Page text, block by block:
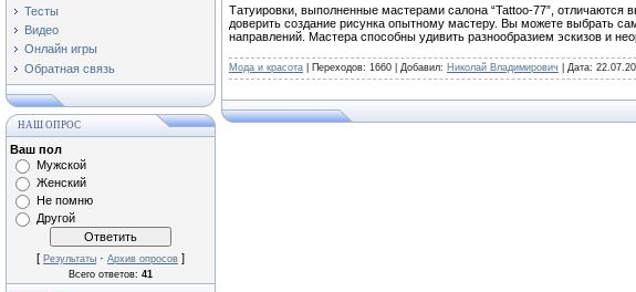
Тесты
Видео
Онлайн игры
Обратная связь
НАШ ОПРОС
Ваш пол
Мужской
Женский
Не помню
Другой
[ Результаты · Архив опросов ]
Всего ответов: 41
Татуировки, выполненные мастерами салона “Tattoo-77”,
доверить создание рисунка опытному мастеру. Вы можете выбрать
направлений. Мастера способны удивить разнообразием эскизов и
Мода и красота | Переходов: 1660 | Добавил: Николай Владимирович | Дата: